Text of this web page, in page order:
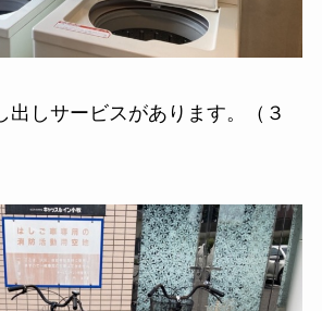
出しサービスがあります。（３